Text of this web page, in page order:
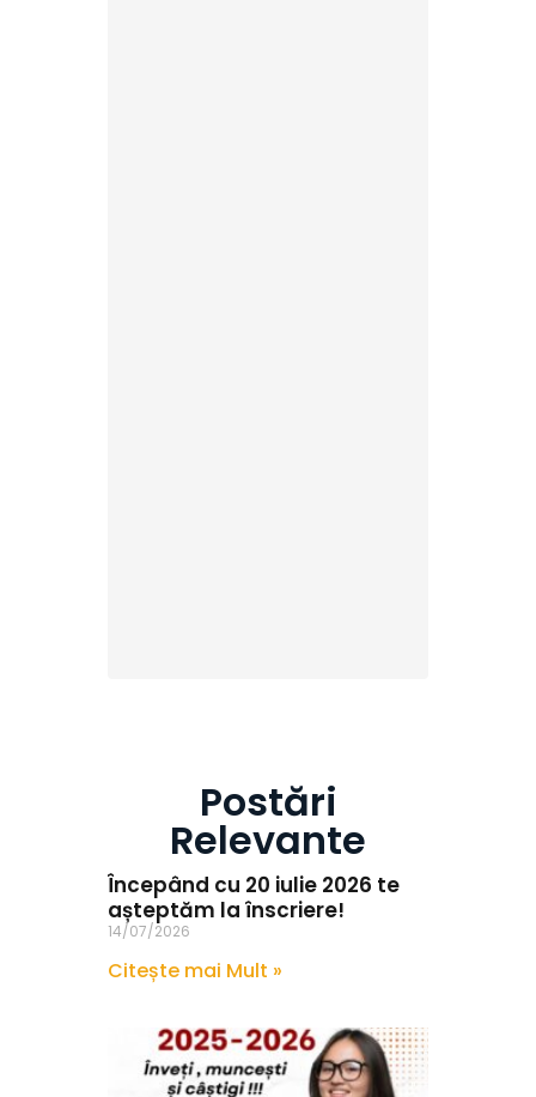
Postări
Relevante
Începând cu 20 iulie 2026 te
așteptăm la înscriere!
14/07/2026
Citește mai Mult »